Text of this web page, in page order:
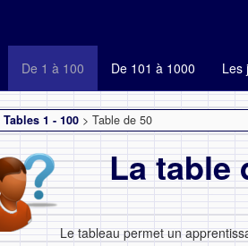
De 1 à 100 De 101 à 1000 Les
Tables 1 - 100 > Table de 50
La table
Le tableau permet un